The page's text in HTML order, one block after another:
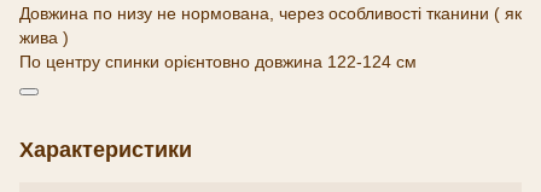
Довжина по низу не нормована, через особливості тканини ( як
жива )
По центру спинки орієнтовно довжина 122-124 см
Характеристики